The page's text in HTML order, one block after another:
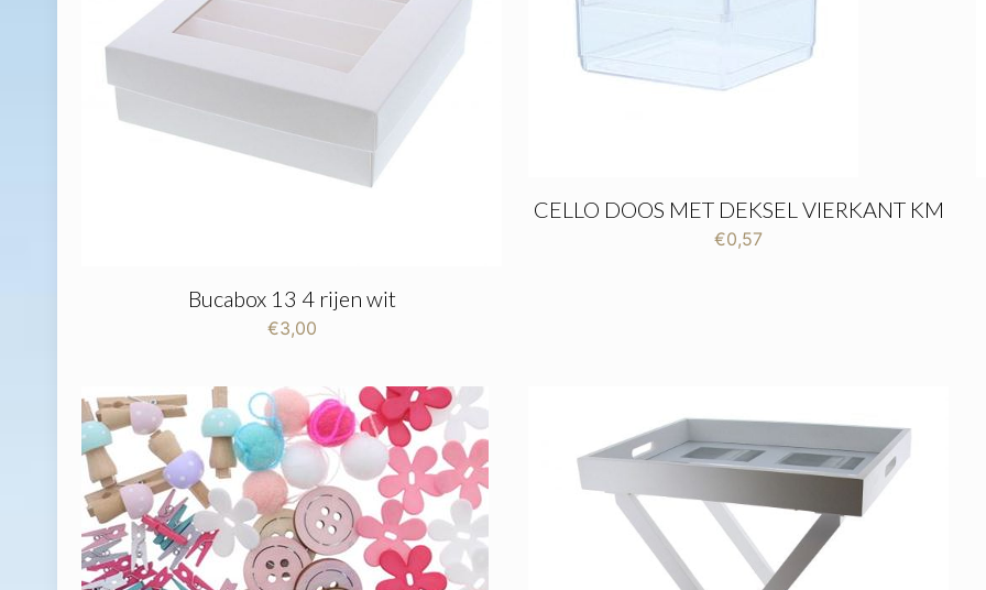
Bucabox 13 4 rijen wit
€3,00
CELLO DOOS MET DEKSEL VIERKANT KM
€0,57